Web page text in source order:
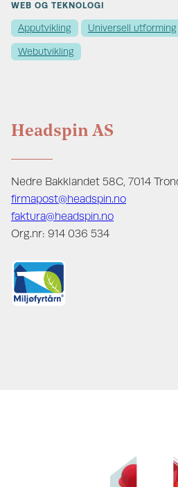
WEB OG TEKNOLOGI
Apputvikling Universell utforming
Webutvikling
Headspin AS
Nedre Bakklandet 58C, 7014
firmapost@headspin.no
faktura@headspin.no
Org.nr: 914 036 534